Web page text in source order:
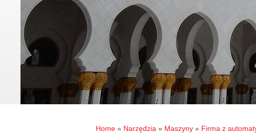
Home » Narzędzia » Maszyny » Firma z